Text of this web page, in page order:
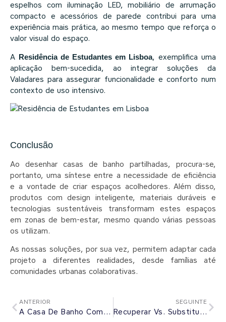
espelhos com iluminação LED, mobiliário de arrumação
compacto e acessórios de parede contribui para uma
experiência mais prática, ao mesmo tempo que reforça o
valor visual do espaço.
A Residência de Estudantes em Lisboa, exemplifica uma
aplicação bem-sucedida, ao integrar soluções da
Valadares para assegurar funcionalidade e conforto num
contexto de uso intensivo.
Conclusão
Ao desenhar casas de banho partilhadas, procura-se,
portanto, uma síntese entre a necessidade de eficiência
e a vontade de criar espaços acolhedores. Além disso,
produtos com design inteligente, materiais duráveis e
tecnologias sustentáveis transformam estes espaços
em zonas de bem-estar, mesmo quando várias pessoas
os utilizam.
As nossas soluções, por sua vez, permitem adaptar cada
projeto a diferentes realidades, desde famílias até
comunidades urbanas colaborativas.
ANTERIOR
A Casa De Banho Como Galeria… A Cerâmica Como Arte!
SEGUINTE
Recuperar Vs. Substituir: Quando Manter Ou Renovar A Casa De Banho?